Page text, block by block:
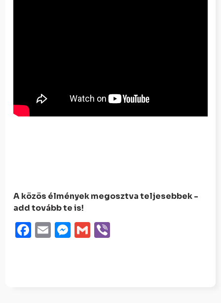
A közös élmények megosztva teljesebbek -
add tovább te is!
Facebook
EmailMessenger
Gmail